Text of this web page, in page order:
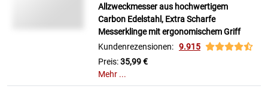
Allzweckmesser aus hochwertigem
Carbon Edelstahl, Extra Scharfe
Messerklinge mit ergonomischem Griff
Kundenrezensionen: 9.915
Preis:35,99 €
Mehr ...